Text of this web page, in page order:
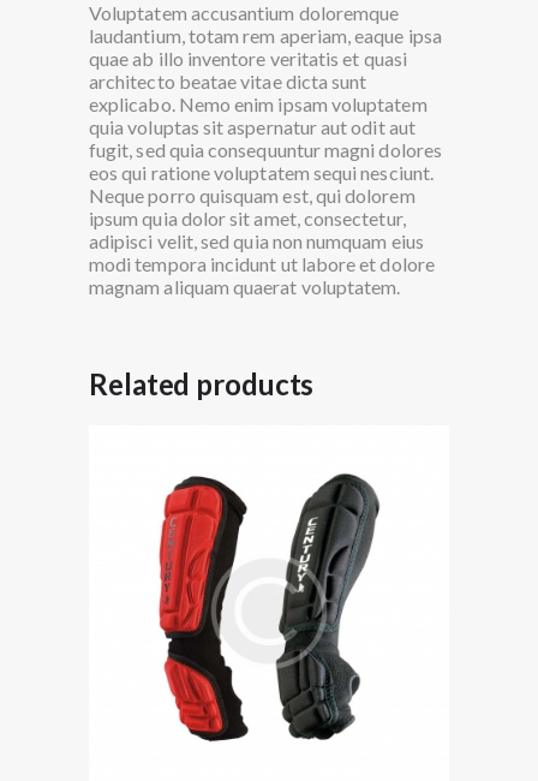
Voluptatem accusantium doloremque
laudantium, totam rem aperiam, eaque ipsa
quae ab illo inventore veritatis et quasi
architecto beatae vitae dicta sunt
explicabo. Nemo enim ipsam voluptatem
quia voluptas sit aspernatur aut odit aut
fugit, sed quia consequuntur magni dolores
eos qui ratione voluptatem sequi nesciunt.
Neque porro quisquam est, qui dolorem
ipsum quia dolor sit amet, consectetur,
adipisci velit, sed quia non numquam eius
modi tempora incidunt ut labore et dolore
magnam aliquam quaerat voluptatem.
Related products